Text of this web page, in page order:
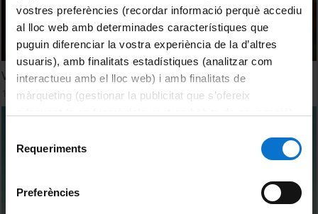
vostres preferències (recordar informació perquè accediu
al lloc web amb determinades característiques que
puguin diferenciar la vostra experiència de la d’altres
usuaris), amb finalitats estadístiques (analitzar com
interactueu amb el lloc web) i amb finalitats de
màrqueting (gestionar la publicitat que s’ofereix
consultar laPolítica de galetes del lloc web de la
Requeriments
Preferències
Valentina Bosetti
11 February, 2025